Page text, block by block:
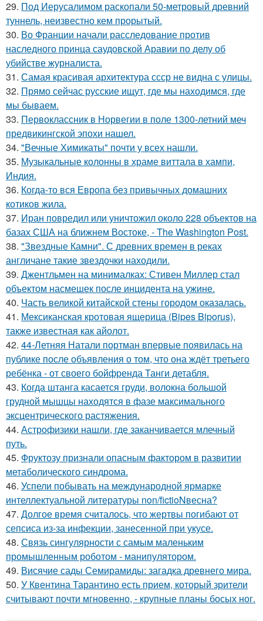
29. Под Иерусалимом раскопали 50-метровый древний
туннель, неизвестно кем прорытый.
30. Во Франции начали расследование против
наследного принца саудовской Аравии по делу об
убийстве журналиста.
31. Самая красивая архитектура ссср не видна с улицы.
32. Прямо сейчас русские ищут, где мы находимся, где
мы бываем.
33. Первоклассник в Норвегии в поле 1300-летний меч
предвикингской эпохи нашел.
34. "Вечные Химикаты" почти у всех нашли.
35. Музыкальные колонны в храме виттала в хампи,
Индия.
36. Когда-то вся Европа без привычных домашних
котиков жила.
37. Иран повредил или уничтожил около 228 объектов на
базах США на ближнем Востоке, - The Washington Post.
38. "Звездные Камни". С древних времен в реках
англичане такие звездочки находили.
39. Джентльмен на минималках: Стивен Миллер стал
объектом насмешек после инцидента на ужине.
40. Часть великой китайской стены городом оказалась.
41. Мексиканская кротовая ящерица (Bipes Biporus),
также известная как айолот.
42. 44-Летняя Натали портман впервые появилась на
публике после объявления о том, что она ждёт третьего
ребёнка - от своего бойфренда Танги детабля.
43. Когда штанга касается груди, волокна большой
грудной мышцы находятся в фазе максимального
эксцентрического растяжения.
44. Астрофизики нашли, где заканчивается млечный
путь.
45. Фруктозу признали опасным фактором в развитии
метаболического синдрома.
46. Успели побывать на международной ярмарке
интеллектуальной литературы non/fictioNвесна?
47. Долгое время считалось, что жертвы погибают от
сепсиса из-за инфекции, занесенной при укусе.
48. Связь сингулярности с самым маленьким
промышленным роботом - манипулятором.
49. Висячие сады Семирамиды: загадка древнего мира.
50. У Квентина Тарантино есть прием, который зрители
считывают почти мгновенно, - крупные планы босых ног.